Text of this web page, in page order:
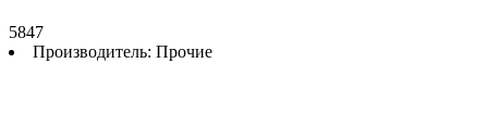
5847
Производитель: Прочие